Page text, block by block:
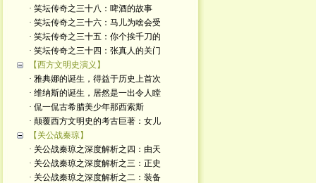
· 笑坛传奇之三十八：啤酒的故事
· 笑坛传奇之三十六：马儿为啥会受
· 笑坛传奇之三十五：你个挨千刀的
· 笑坛传奇之三十四：张真人的关门
【西方文明史演义】
· 雅典娜的诞生，得益于历史上首次
· 维纳斯的诞生，居然是一出令人瞠
· 侃一侃古希腊美少年那西索斯
· 颠覆西方文明史的考古巨著：女儿
【关公战秦琼】
· 关公战秦琼之深度解析之四：由天
· 关公战秦琼之深度解析之三：正史
· 关公战秦琼之深度解析之二：装备